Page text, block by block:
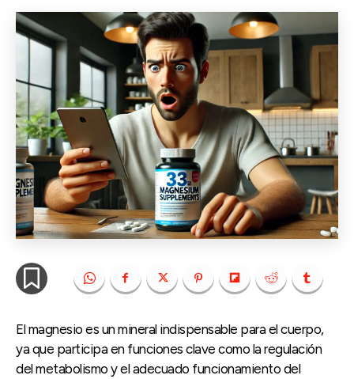
El magnesio es un mineral indispensable para el cuerpo,
ya que participa en funciones clave como la regulación
del metabolismo y el adecuado funcionamiento del